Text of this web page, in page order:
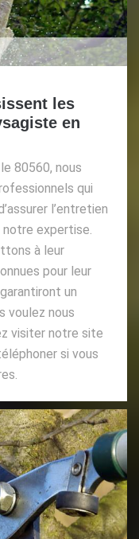
les
en
80560, nous
qui
l’entretien
expertise.
à leur
pour leur
un
voulez nous
visiter notre site
si vous